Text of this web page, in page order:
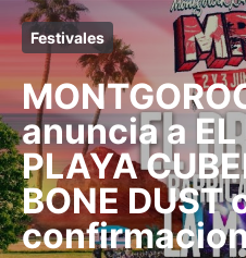
Festivales
anuncia a EL
PLAYA
BONE